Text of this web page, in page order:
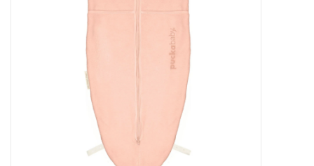
Schoenen en Tassen